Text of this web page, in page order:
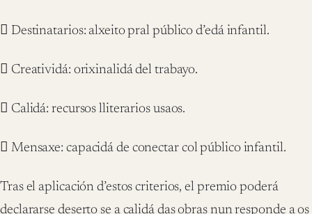
 Destinatarios: alxeito pral público d’edá infantil.
 Creatividá: orixinalidá del trabayo.
 Calidá: recursos lliterarios usaos.
 Mensaxe: capacidá de conectar col público infantil.
Tras el aplicación d’estos criterios, el premio poderá
declararse deserto se a calidá das obras nun responde a os